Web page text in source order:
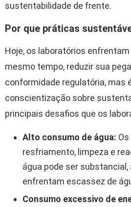
sustentabilidade de frente.
Por que práticas
Hoje, os laboratórios
mesmo tempo, reduzir sua
conformidade regulatória, mas
conscientização sobre
principais desafios que os
Alto consumo de água:
resfriamento, limpeza e
água pode ser
enfrentam escassez de
Consumo excessivo de